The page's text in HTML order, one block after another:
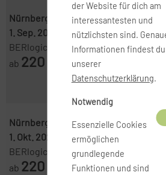
Nürnberg ( NUE )-Hamburg ( HAM )
1. Sep. 2026
2. Sep. 2026
BERlogic
ab 220
Nürnberg ( NUE )-Hamburg ( HAM )
1. Okt. 2026
8. Okt. 2026
BERlogic
ab 220
der Website für dich am
interessantesten und
nützlichsten sind.
Informationen findest
unserer
Datenschutzerklärung.
Notwendig
Essenzielle Cookies
ermöglichen
grundlegende
Funktionen und sind